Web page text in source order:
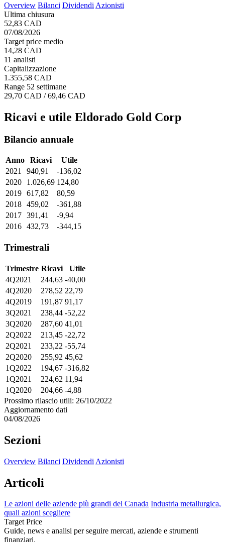
Overview Bilanci Dividendi Azionisti
Ultima chiusura
52,83 CAD
07/08/2026
Target price medio
14,28 CAD
11 analisti
Capitalizzazione
1.355,58 CAD
Range 52 settimane
29,70 CAD / 69,46 CAD
Ricavi e utile Eldorado Gold Corp
Bilancio annuale
Anno Ricavi
Utile
2021
940,91
-136,02
2020
1.026,69 124,80
2019 617,82
80,59
2018 459,02
-361,88
2017 391,41
-9,94
2016 432,73 -344,15
Trimestrali
Trimestre Ricavi
Utile
4Q2021
244,63 -40,00
4Q2020
278,52 22,79
4Q2019
191,87 91,17
3Q2021
238,44 -52,22
3Q2020
287,60 41,01
2Q2022
213,45 -22,72
2Q2021
233,22 -55,74
2Q2020
255,92 45,62
1Q2022
194,67 -316,82
1Q2021
224,62 11,94
1Q2020
204,66 -4,88
Prossimo rilascio utili: 26/10/2022
Aggiornamento dati
04/08/2026
Sezioni
Overview Bilanci Dividendi Azionisti
Articoli
Le azioni delle aziende più grandi del Canada Industria metallurgica,
quali azioni scegliere
Target Price
Guide, news e analisi per seguire mercati, aziende e strumenti
finanziari.